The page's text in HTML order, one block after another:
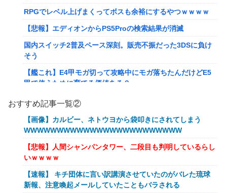
RPGでレベル上げまくってボスも余裕にするやつｗｗｗｗ
【悲報】エディオンからPS5Proの検索結果が消滅
国内スイッチ2普及ペース深刻。販売不振だった3DSに負け
そう
【艦これ】E4甲モガ切って攻略中にモガ落ちたんだけどE5
甲で使うために育てる価値ある？
RPGでレベル上げまくってボスも余裕にするやつｗｗｗｗ
【艦これ】でもイベントのたびに思うんだ 空母機動部隊っ
てクソだわ！
【衝撃】葬儀屋「火葬プランはどうなさいますか？」ワイ喪
主「直葬で(即答)」→結果ァw w w w w w w w w w
イーロン・マスク「中国のロボットはデタラメで遠隔操作し
てるだけ」
おすすめ記事一覧②
【画像】カルビー、ネトウヨから袋叩きにされてしまう
WWWWWWWWWWWWWWWWWWWWWWWW
【悲報】人間シャンパンタワー、二段目も判明しているらし
いｗｗｗｗ
【速報】 キチ団体に言い訳講演させていたのがバレた琉球
新報、注意喚起メールしていたこともバラされる